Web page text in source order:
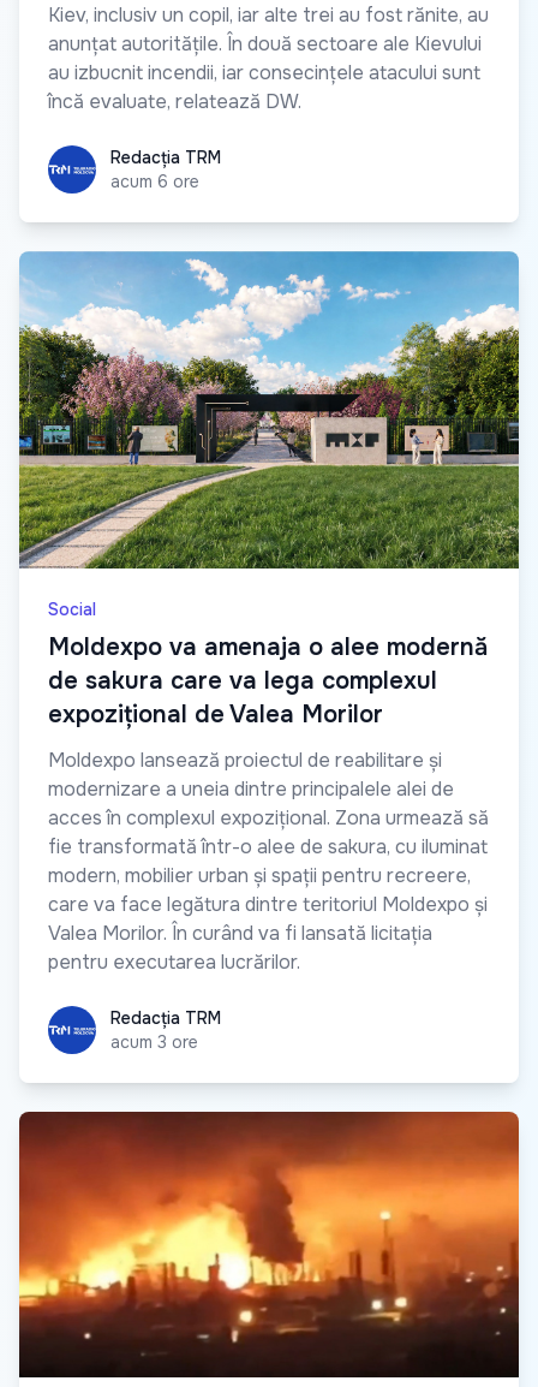
Kiev, inclusiv un copil, iar alte trei au fost rănite, au
anunțat autoritățile. În două sectoare ale Kievului
au izbucnit incendii, iar consecințele atacului sunt
încă evaluate, relatează DW.
Redacția TRM
Redacția TRM
acum 6 ore
Social
Moldexpo va amenaja o alee modernă
de sakura care va lega complexul
expozițional de Valea Morilor
Moldexpo lansează proiectul de reabilitare și
modernizare a uneia dintre principalele alei de
acces în complexul expozițional. Zona urmează să
fie transformată într-o alee de sakura, cu iluminat
modern, mobilier urban și spații pentru recreere,
care va face legătura dintre teritoriul Moldexpo și
Valea Morilor. În curând va fi lansată licitația
pentru executarea lucrărilor.
Redacția TRM
Redacția TRM
acum 3 ore